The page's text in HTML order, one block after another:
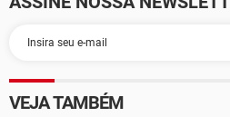
VEJA TAMBÉM